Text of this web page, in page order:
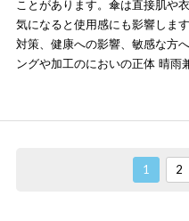
ことがあります。傘は直接肌や
気になると使用感にも影響しま
対策、健康への影響、敏感な方
ングや加工のにおいの正体 晴
1 2